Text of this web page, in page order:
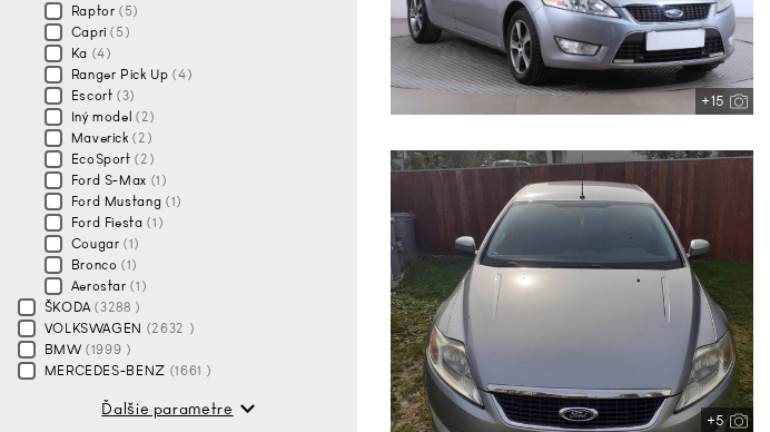
Raptor(5)
Capri(5)
Ka (4)
Ranger Pick Up(4)
Escort(3)
Iný model(2)
Maverick(2)
EcoSport(2)
Ford S-Max (1)
Ford Mustang (1)
Ford Fiesta(1)
Cougar(1)
Bronco(1)
Aerostar(1)
ŠKODA(3288 )
VOLKSWAGEN (2632 )
BMW(1999 )
MERCEDES-BENZ (1661 )
Ďalšie parametre
+15
+5